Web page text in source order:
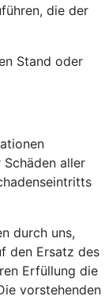
die der
Stand oder
aller
durch uns,
den Ersatz des
Erfüllung die
vorstehenden